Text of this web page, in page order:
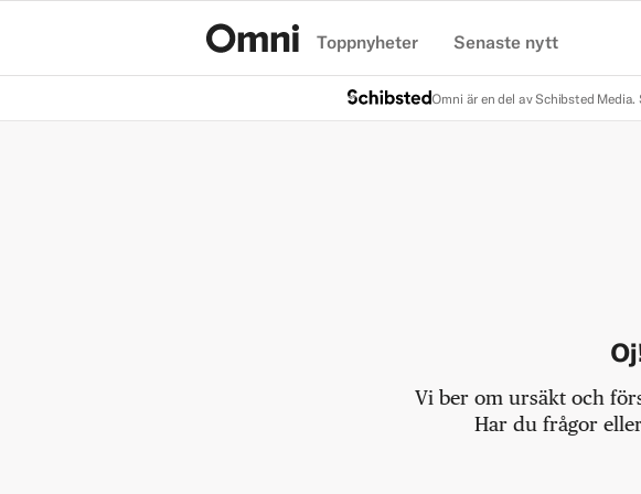
Toppnyheter Senaste nytt
Omni är en del av Schibsted Media.
Vi ber om ursäkt och
Har du frågor